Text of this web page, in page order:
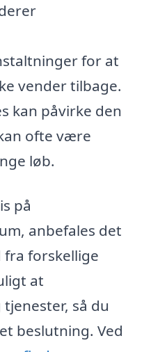
for at
vender tilbage.
kan påvirke den
ofte være
løb.
på
anbefales det
forskellige
at
så du
beslutning. Ved